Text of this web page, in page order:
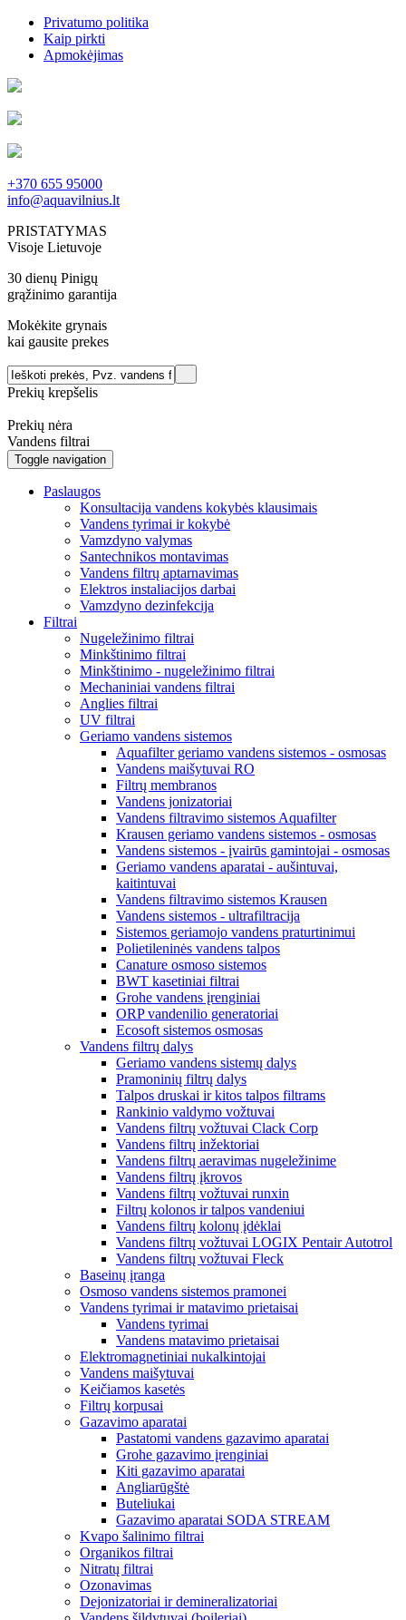
Privatumo politika
Kaip pirkti
Apmokėjimas
+370 655 95000
info@aquavilnius.lt
PRISTATYMAS
Visoje Lietuvoje
30 dienų Pinigų
grąžinimo garantija
Mokėkite grynais
kai gausite prekes
Prekių krepšelis
Prekių nėra
Vandens filtrai
Toggle navigation
Paslaugos
Konsultacija vandens kokybės klausimais
Vandens tyrimai ir kokybė
Vamzdyno valymas
Santechnikos montavimas
Vandens filtrų aptarnavimas
Elektros instaliacijos darbai
Vamzdyno dezinfekcija
Filtrai
Nugeležinimo filtrai
Minkštinimo filtrai
Minkštinimo - nugeležinimo filtrai
Mechaniniai vandens filtrai
Anglies filtrai
UV filtrai
Geriamo vandens sistemos
Aquafilter geriamo vandens sistemos - osmosas
Vandens maišytuvai RO
Filtrų membranos
Vandens jonizatoriai
Vandens filtravimo sistemos Aquafilter
Krausen geriamo vandens sistemos - osmosas
Vandens sistemos - įvairūs gamintojai - osmosas
Geriamo vandens aparatai - aušintuvai,
kaitintuvai
Vandens filtravimo sistemos Krausen
Vandens sistemos - ultrafiltracija
Sistemos geriamojo vandens praturtinimui
Polietileninės vandens talpos
Canature osmoso sistemos
BWT kasetiniai filtrai
Grohe vandens įrenginiai
ORP vandenilio generatoriai
Ecosoft sistemos osmosas
Vandens filtrų dalys
Geriamo vandens sistemų dalys
Pramoninių filtrų dalys
Talpos druskai ir kitos talpos filtrams
Rankinio valdymo vožtuvai
Vandens filtrų vožtuvai Clack Corp
Vandens filtrų inžektoriai
Vandens filtrų aeravimas nugeležinime
Vandens filtrų įkrovos
Vandens filtrų vožtuvai runxin
Filtrų kolonos ir talpos vandeniui
Vandens filtrų kolonų įdėklai
Vandens filtrų vožtuvai LOGIX Pentair Autotrol
Vandens filtrų vožtuvai Fleck
Baseinų įranga
Osmoso vandens sistemos pramonei
Vandens tyrimai ir matavimo prietaisai
Vandens tyrimai
Vandens matavimo prietaisai
Elektromagnetiniai nukalkintojai
Vandens maišytuvai
Keičiamos kasetės
Filtrų korpusai
Gazavimo aparatai
Pastatomi vandens gazavimo aparatai
Grohe gazavimo įrenginiai
Kiti gazavimo aparatai
Angliarūgštė
Buteliukai
Gazavimo aparatai SODA STREAM
Kvapo šalinimo filtrai
Organikos filtrai
Nitratų filtrai
Ozonavimas
Dejonizatoriai ir demineralizatoriai